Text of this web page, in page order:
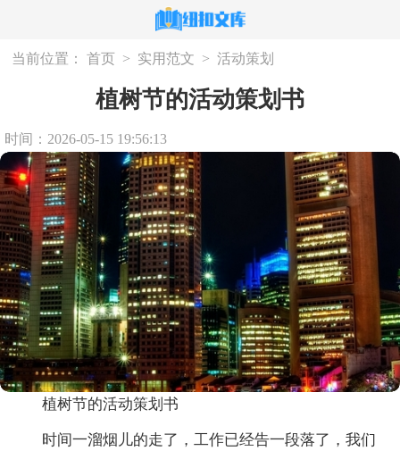
当前位置： 首页 > 实用范文 > 活动策划
植树节的活动策划书
时间：2026-05-15 19:56:13
植树节的活动策划书
时间一溜烟儿的走了，工作已经告一段落了，我们